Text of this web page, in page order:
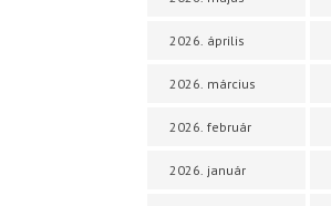
2026. április
2026. március
2026. február
2026. január